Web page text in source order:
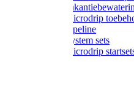
Gardena
Gardena Microdrip
Gardena Pipeline
Gardena System sets
Gardena Microdrip